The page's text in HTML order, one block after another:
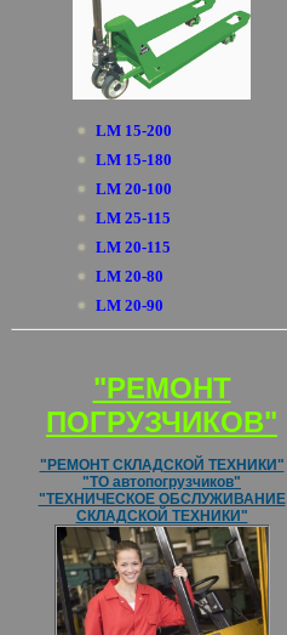
LM 15-200
LM 15-180
LM 20-100
LM 25-115
LM 20-115
LM 20-80
LM 20-90
"РЕМОНТ
ПОГРУЗЧИКОВ"
"РЕМОНТ СКЛАДСКОЙ ТЕХНИКИ"
"ТО автопогрузчиков"
"ТЕХНИЧЕСКОЕ ОБСЛУЖИВАНИЕ
СКЛАДСКОЙ ТЕХНИКИ"